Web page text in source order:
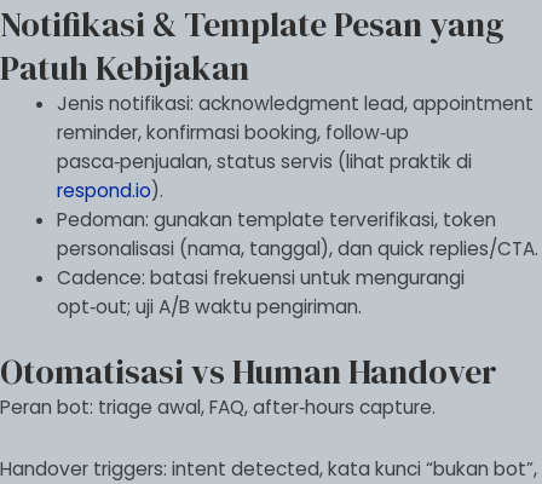
Notifikasi & Template Pesan yang
Patuh Kebijakan
Jenis notifikasi: acknowledgment lead, appointment
reminder, konfirmasi booking, follow‑up
pasca‑penjualan, status servis (lihat praktik di
respond.io).
Pedoman: gunakan template terverifikasi, token
personalisasi (nama, tanggal), dan quick replies/CTA.
Cadence: batasi frekuensi untuk mengurangi
opt‑out; uji A/B waktu pengiriman.
Otomatisasi vs Human Handover
Peran bot: triage awal, FAQ, after‑hours capture.
Handover triggers: intent detected, kata kunci “bukan bot”,